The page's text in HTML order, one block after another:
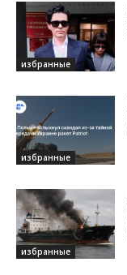
избранные
избранные
избранные